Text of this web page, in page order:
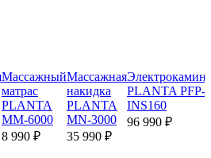
Массажный
матрас
PLANTA
MM-6000
8 990 ₽
Массажная
накидка
PLANTA
MN-3000
35 990 ₽
Электрокамин
PLANTA PFP-
INS160
96 990 ₽